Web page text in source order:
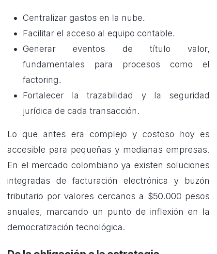
Centralizar gastos en la nube.
Facilitar el acceso al equipo contable.
Generar eventos de título valor,
fundamentales para procesos como el
factoring.
Fortalecer la trazabilidad y la seguridad
jurídica de cada transacción.
Lo que antes era complejo y costoso hoy es
accesible para pequeñas y medianas empresas.
En el mercado colombiano ya existen soluciones
integradas de facturación electrónica y buzón
tributario por valores cercanos a $50.000 pesos
anuales, marcando un punto de inflexión en la
democratización tecnológica.